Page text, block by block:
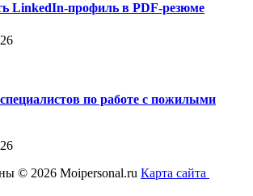
LinkedIn-профиль в PDF-резюме
по работе с пожилыми
© 2026 Moipersonal.ru Карта сайта